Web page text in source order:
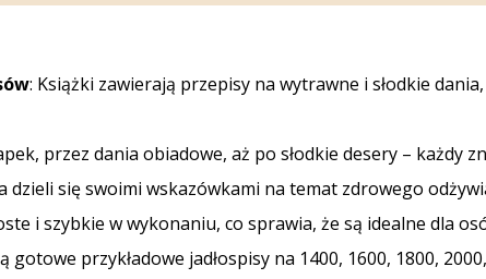
: Książki zawierają przepisy na wytrawne i słodkie
przez dania obiadowe, aż po słodkie desery – każdy
dzieli się swoimi wskazówkami na temat zdrowego
i szybkie w wykonaniu, co sprawia, że są idealne dla
gotowe przykładowe jadłospisy na 1400, 1600, 1800,